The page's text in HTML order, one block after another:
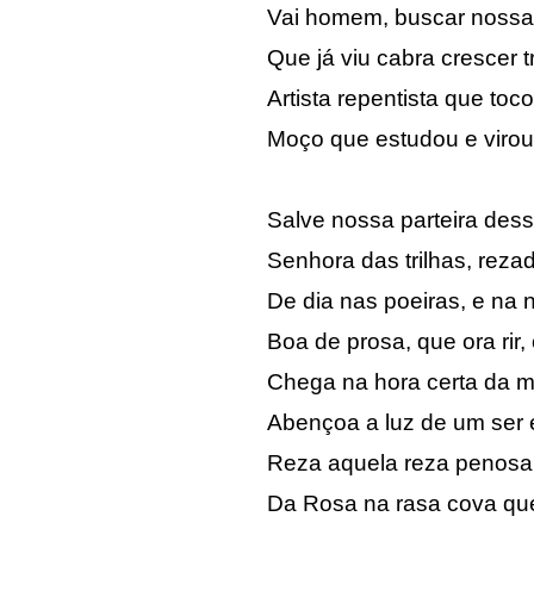
Vai homem, buscar
Que já viu cabra crescer
Artista repentista que
Moço que estudou e
Salve nossa parteira
Senhora das trilhas,
De dia nas poeiras, e na
Boa de prosa, que ora rir,
Chega na hora certa da
Abençoa a luz de um ser
Reza aquela reza
Da Rosa na rasa cova